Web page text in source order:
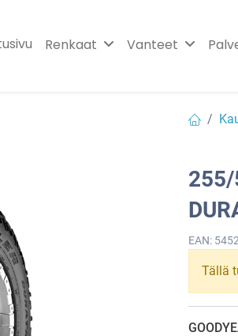
Renkaat Vanteet
255/
EAN:
Tällä